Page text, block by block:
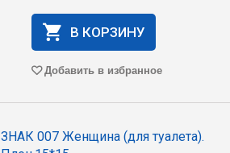
В КОРЗИНУ
Добавить в избранное
ЗНАК 007 Женщина (для туалета).